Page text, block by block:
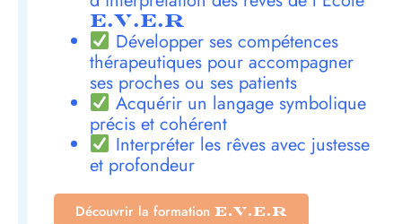
E.V.E.R
Développer ses compétences
thérapeutiques pour accompagner
ses proches ou ses patients
Acquérir un langage symbolique
précis et cohérent
Interpréter les rêves avec justesse
et profondeur
Découvrir la formation E.V.E.R